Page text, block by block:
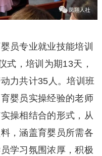
员专业就业技能培训
式，培训为期13天，
力共计35人。培训班
婴员实操经验的老师
操相结合的形式，从
，涵盖育婴员所需各
学习氛围浓厚，积极